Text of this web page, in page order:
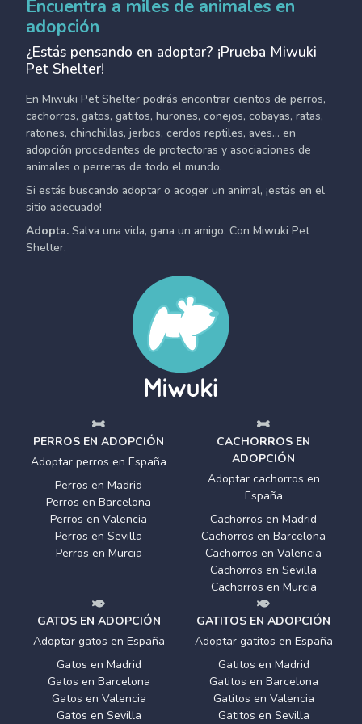
Encuentra a miles de animales en
adopción
¿Estás pensando en adoptar? ¡Prueba Miwuki
Pet Shelter!
En Miwuki Pet Shelter podrás encontrar cientos de perros,
cachorros, gatos, gatitos, hurones, conejos, cobayas, ratas,
ratones, chinchillas, jerbos, cerdos reptiles, aves... en
adopción procedentes de protectoras y asociaciones de
animales o perreras de todo el mundo.
Si estás buscando adoptar o acoger un animal, ¡estás en el
sitio adecuado!
Adopta. Salva una vida, gana un amigo. Con Miwuki Pet
Shelter.
PERROS EN ADOPCIÓN
Adoptar perros en España
Perros en Madrid
Perros en Barcelona
Perros en Valencia
Perros en Sevilla
Perros en Murcia
CACHORROS EN
ADOPCIÓN
Adoptar cachorros en
España
Cachorros en Madrid
Cachorros en Barcelona
Cachorros en Valencia
Cachorros en Sevilla
Cachorros en Murcia
GATOS EN ADOPCIÓN
Adoptar gatos en España
Gatos en Madrid
Gatos en Barcelona
Gatos en Valencia
Gatos en Sevilla
GATITOS EN ADOPCIÓN
Adoptar gatitos en España
Gatitos en Madrid
Gatitos en Barcelona
Gatitos en Valencia
Gatitos en Sevilla